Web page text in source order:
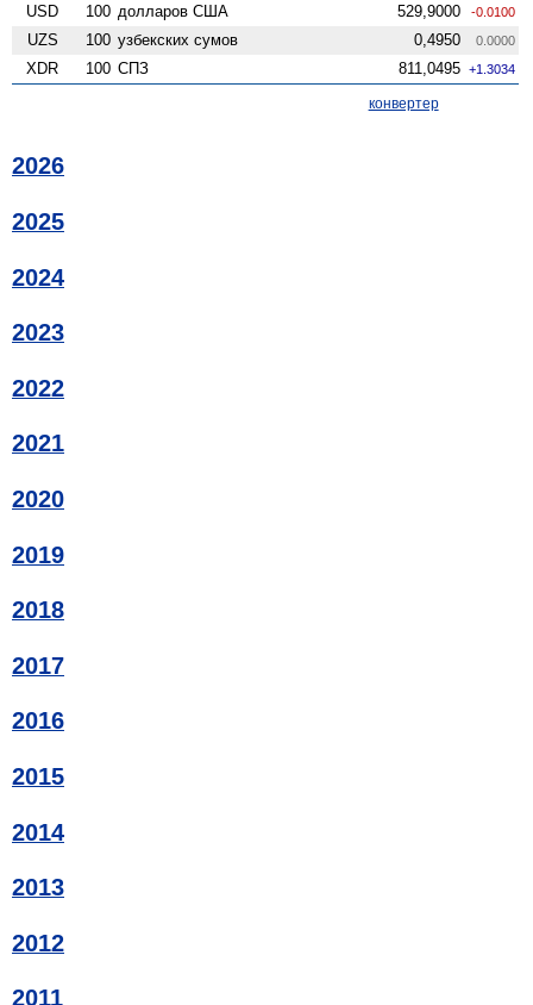
USD 100 долларов США 529,9000 -0.0100
UZS 100 узбекских сумов 0,4950 0.0000
XDR 100 СПЗ 811,0495 +1.3034
конвертер
2026
2025
2024
2023
2022
2021
2020
2019
2018
2017
2016
2015
2014
2013
2012
2011